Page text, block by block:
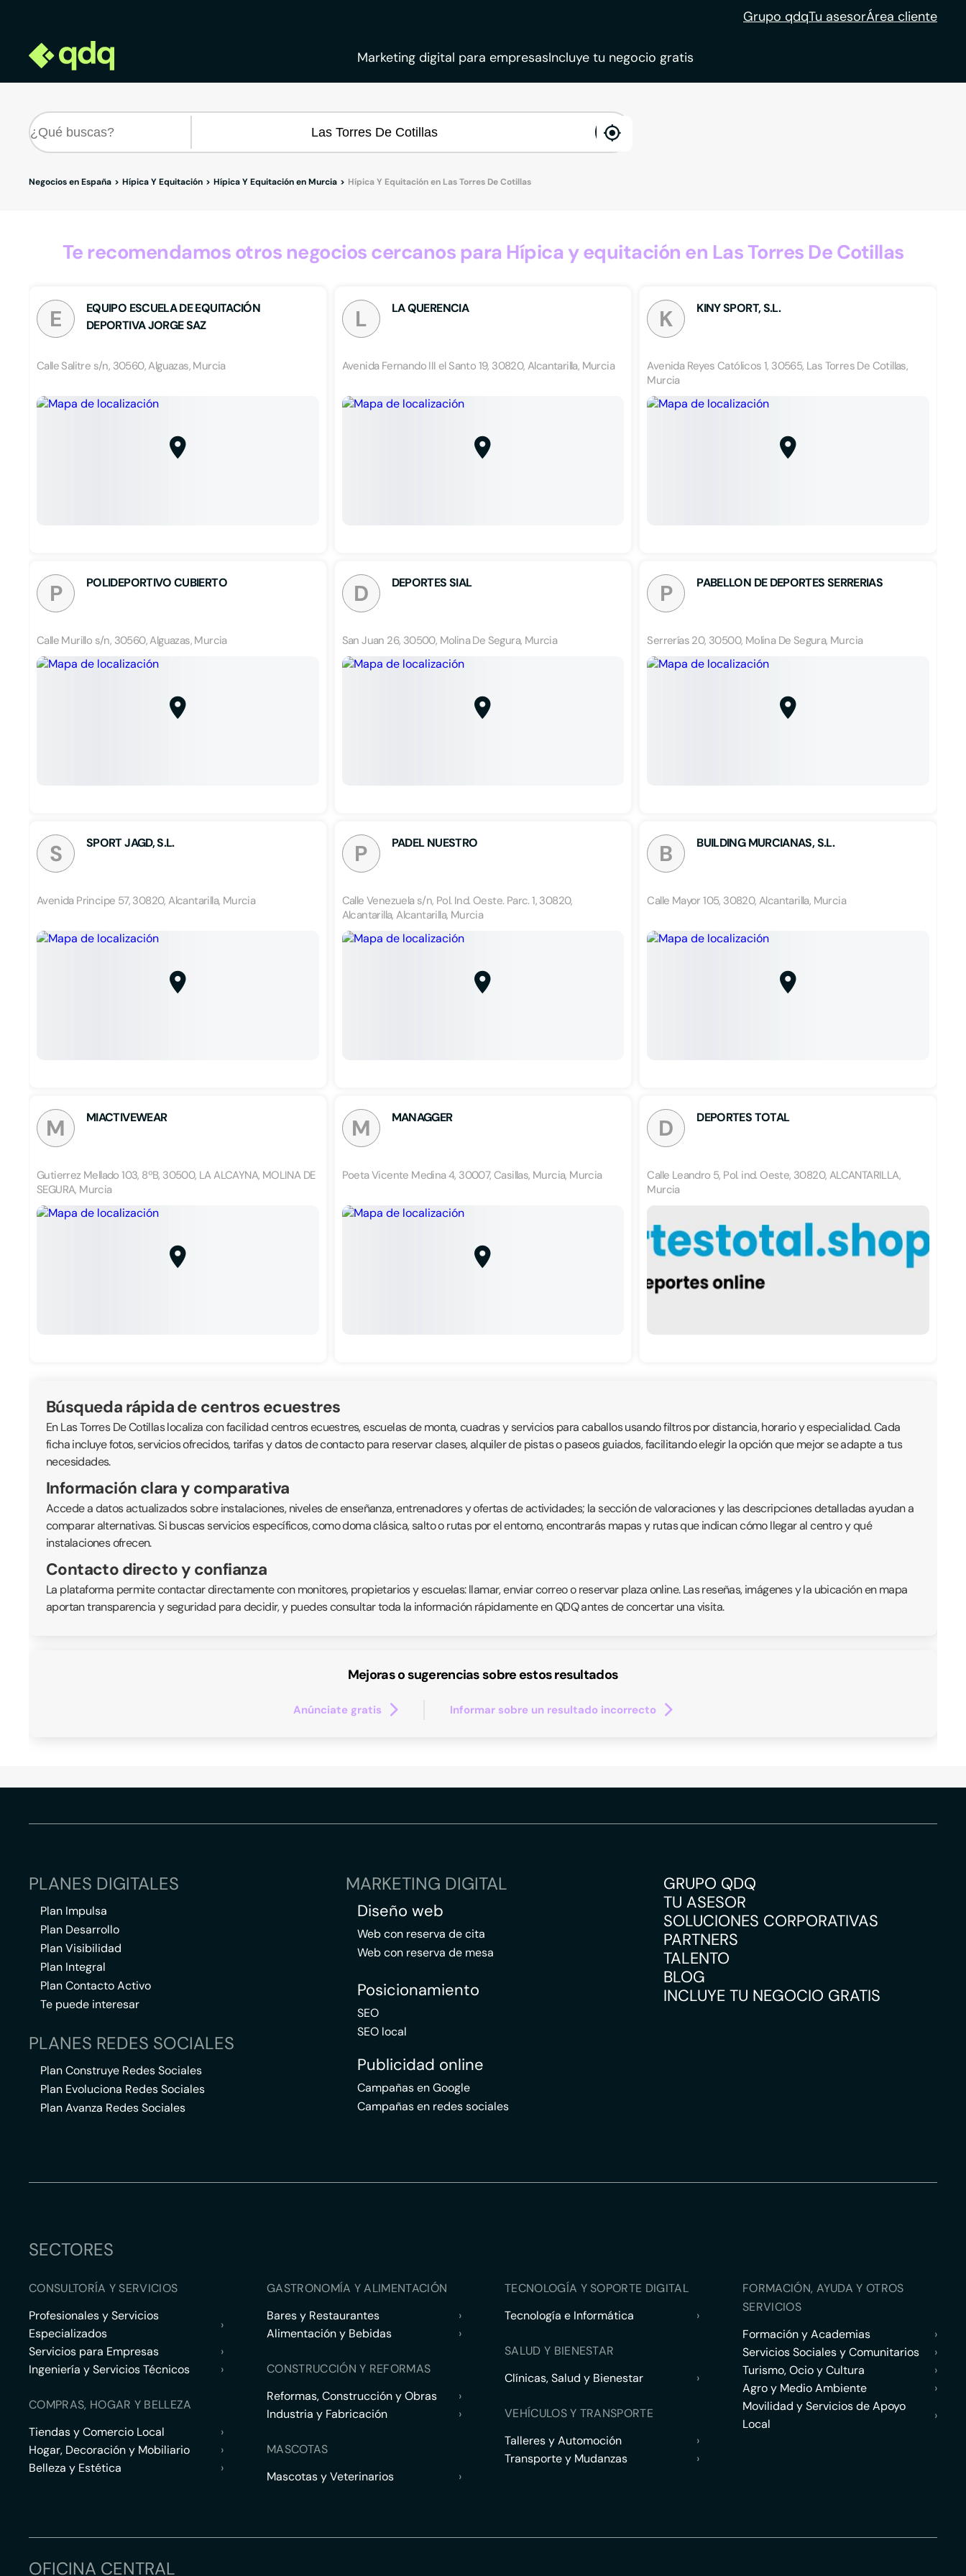
Grupo qdqTu asesorÁrea cliente
Marketing digital para empresasIncluye tu negocio gratis
enable
Negocios en España Hípica Y Equitación Hípica Y Equitación en Murcia Hípica Y Equitación en Las Torres De Cotillas
Te recomendamos otros negocios cercanos para Hípica y equitación en Las Torres De Cotillas
E
EQUIPO ESCUELA DE EQUITACIÓN
DEPORTIVA JORGE SAZ
Calle Salitre s/n, 30560, Alguazas, Murcia
L LA QUERENCIA
Avenida Fernando III el Santo 19, 30820, Alcantarilla, Murcia
K KINY SPORT, S.L.
Avenida Reyes Católicos 1, 30565, Las Torres De Cotillas,
Murcia
P POLIDEPORTIVO CUBIERTO
Calle Murillo s/n, 30560, Alguazas, Murcia
D DEPORTES SIAL
San Juan 26, 30500, Molina De Segura, Murcia
P PABELLON DE DEPORTES SERRERIAS
Serrerías 20, 30500, Molina De Segura, Murcia
S SPORT JAGD, S.L.
Avenida Principe 57, 30820, Alcantarilla, Murcia
P PADEL NUESTRO
Calle Venezuela s/n, Pol. Ind. Oeste. Parc. 1, 30820,
Alcantarilla, Alcantarilla, Murcia
B BUILDING MURCIANAS, S.L.
Calle Mayor 105, 30820, Alcantarilla, Murcia
M MIACTIVEWEAR
Gutierrez Mellado 103, 8ºB, 30500, LA ALCAYNA, MOLINA DE
SEGURA, Murcia
M MANAGGER
Poeta Vicente Medina 4, 30007, Casillas, Murcia, Murcia
D DEPORTES TOTAL
Calle Leandro 5, Pol. ind. Oeste, 30820, ALCANTARILLA,
Murcia
Búsqueda rápida de centros ecuestres
En Las Torres De Cotillas localiza con facilidad centros ecuestres, escuelas de monta, cuadras y servicios para caballos usando filtros por distancia, horario y especialidad. Cada
ficha incluye fotos, servicios ofrecidos, tarifas y datos de contacto para reservar clases, alquiler de pistas o paseos guiados, facilitando elegir la opción que mejor se adapte a tus
necesidades.
Información clara y comparativa
Accede a datos actualizados sobre instalaciones, niveles de enseñanza, entrenadores y ofertas de actividades; la sección de valoraciones y las descripciones detalladas ayudan a
comparar alternativas. Si buscas servicios específicos, como doma clásica, salto o rutas por el entorno, encontrarás mapas y rutas que indican cómo llegar al centro y qué
instalaciones ofrecen.
Contacto directo y confianza
La plataforma permite contactar directamente con monitores, propietarios y escuelas: llamar, enviar correo o reservar plaza online. Las reseñas, imágenes y la ubicación en mapa
aportan transparencia y seguridad para decidir, y puedes consultar toda la información rápidamente en QDQ antes de concertar una visita.
Mejoras o sugerencias sobre estos resultados
Anúnciate gratis Informar sobre un resultado incorrecto
PLANES DIGITALES
Plan Impulsa
Plan Desarrollo
Plan Visibilidad
Plan Integral
Plan Contacto Activo
Te puede interesar
PLANES REDES SOCIALES
Plan Construye Redes Sociales
Plan Evoluciona Redes Sociales
Plan Avanza Redes Sociales
MARKETING DIGITAL
Diseño web
Web con reserva de cita
Web con reserva de mesa
Posicionamiento
SEO
SEO local
Publicidad online
Campañas en Google
Campañas en redes sociales
GRUPO QDQ
TU ASESOR
SOLUCIONES CORPORATIVAS
PARTNERS
TALENTO
BLOG
INCLUYE TU NEGOCIO GRATIS
SECTORES
CONSULTORÍA Y SERVICIOS
Profesionales y Servicios
Especializados
›
Servicios para Empresas
›
Ingeniería y Servicios Técnicos
›
COMPRAS, HOGAR Y BELLEZA
Tiendas y Comercio Local
›
Hogar, Decoración y Mobiliario
›
Belleza y Estética
›
GASTRONOMÍA Y ALIMENTACIÓN
Bares y Restaurantes
›
Alimentación y Bebidas
›
CONSTRUCCIÓN Y REFORMAS
Reformas, Construcción y Obras
›
Industria y Fabricación
›
MASCOTAS
Mascotas y Veterinarios
›
TECNOLOGÍA Y SOPORTE DIGITAL
Tecnología e Informática
›
SALUD Y BIENESTAR
Clínicas, Salud y Bienestar
›
VEHÍCULOS Y TRANSPORTE
Talleres y Automoción
›
Transporte y Mudanzas
›
FORMACIÓN, AYUDA Y OTROS
SERVICIOS
Formación y Academias
›
Servicios Sociales y Comunitarios
›
Turismo, Ocio y Cultura
›
Agro y Medio Ambiente
›
Movilidad y Servicios de Apoyo
Local
›
OFICINA CENTRAL